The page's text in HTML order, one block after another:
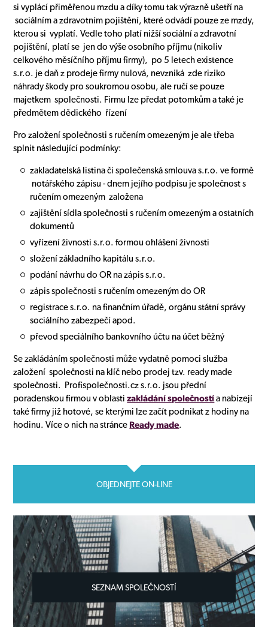
si vyplácí přiměřenou mzdu a díky tomu tak výrazně ušetří na
sociálním a zdravotním pojištění, které odvádí pouze ze mzdy,
kterou si vyplatí. Vedle toho platí nižší sociální a zdravotní
pojištění, platí se jen do výše osobního příjmu (nikoliv
celkového měsíčního příjmu firmy), po 5 letech existence
s.r.o. je daň z prodeje firmy nulová, nevzniká zde riziko
náhrady škody pro soukromou osobu, ale ručí se pouze
majetkem společnosti. Firmu lze předat potomkům a také je
předmětem dědického řízení
Pro založení společnosti s ručením omezeným je ale třeba
splnit následující podmínky:
zakladatelská listina či společenská smlouva s.r.o. ve formě
notářského zápisu - dnem jejího podpisu je společnost s
ručením omezeným založena
zajištění sídla společnosti s ručením omezeným a ostatních
dokumentů
vyřízení živnosti s.r.o. formou ohlášení živnosti
složení základního kapitálu s.r.o.
podání návrhu do OR na zápis s.r.o.
zápis společnosti s ručením omezeným do OR
registrace s.r.o. na finančním úřadě, orgánu státní správy
sociálního zabezpečí apod.
převod speciálního bankovního účtu na účet běžný
Se zakládáním společnosti může vydatně pomoci služba
založení společnosti na klíč nebo prodej tzv. ready made
společnosti. Profispolečnosti.cz s.r.o. jsou přední
poradenskou firmou v oblastizakládání společnostía nabízejí
také firmy již hotové, se kterými lze začít podnikat z hodiny na
hodinu. Více o nich na stránce Ready made.
OBJEDNEJTE ON-LINE
SEZNAM SPOLEČNOSTÍ